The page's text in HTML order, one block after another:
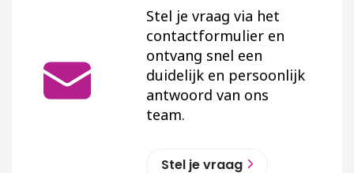
Stel je vraag via het
contactformulier en
ontvang snel een
duidelijk en persoonlijk
antwoord van ons
team.
Stel je vraag